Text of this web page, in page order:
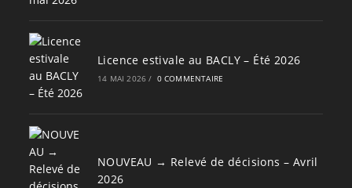
Licence estivale au BACLY – Été 2026
14 MAI 2026 / 0 COMMENTAIRE
NOUVEAU → Relevé de décisions – Avril
2026